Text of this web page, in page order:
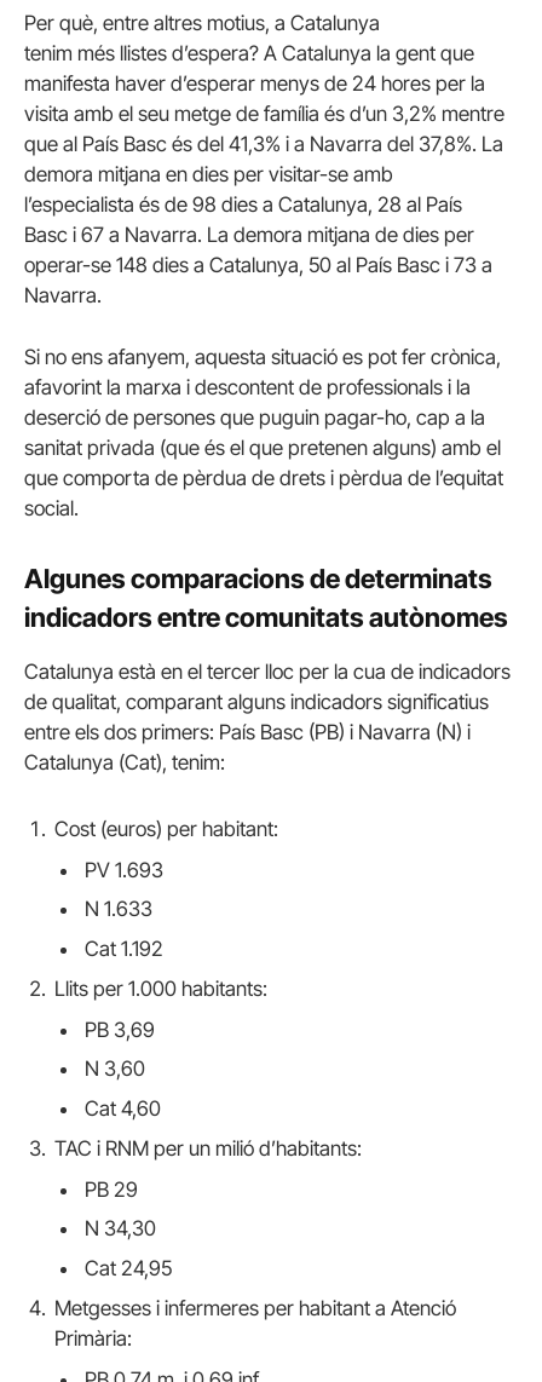
Per què, entre altres motius, a Catalunya
tenim més llistes d’espera? A Catalunya la gent que
manifesta haver d’esperar menys de 24 hores per la
visita amb el seu metge de família és d’un 3,2% mentre
que al País Basc és del 41,3% i a Navarra del 37,8%. La
demora mitjana en dies per visitar-se amb
l’especialista és de 98 dies a Catalunya, 28 al País
Basc i 67 a Navarra. La demora mitjana de dies per
operar-se 148 dies a Catalunya, 50 al País Basc i 73 a
Navarra.
Si no ens afanyem, aquesta situació es pot fer crònica,
afavorint la marxa i descontent de professionals i la
deserció de persones que puguin pagar-ho, cap a la
sanitat privada (que és el que pretenen alguns) amb el
que comporta de pèrdua de drets i pèrdua de l’equitat
social.
Algunes comparacions de determinats
indicadors entre comunitats autònomes
Catalunya està en el tercer lloc per la cua de indicadors
de qualitat, comparant alguns indicadors significatius
entre els dos primers: País Basc (PB) i Navarra (N) i
Catalunya (Cat), tenim:
Cost (euros) per habitant:
PV 1.693
N 1.633
Cat 1.192
Llits per 1.000 habitants:
PB 3,69
N 3,60
Cat 4,60
TAC i RNM per un milió d’habitants:
PB 29
N 34,30
Cat 24,95
Metgesses i infermeres per habitant a Atenció
Primària: